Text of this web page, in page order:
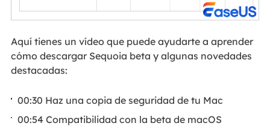
Aquí tienes un vídeo que puede ayudarte a aprender
cómo descargar Sequoia beta y algunas novedades
destacadas:
00:30 Haz una copia de seguridad de tu Mac
00:54 Compatibilidad con la beta de macOS